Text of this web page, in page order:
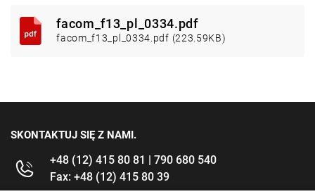
facom_f13_pl_0334.pdf
facom_f13_pl_0334.pdf (223.59KB)
SKONTAKTUJ SIĘ Z NAMI.
+48 (12) 415 80 81 | 790 680 540
Fax: +48 (12) 415 80 39